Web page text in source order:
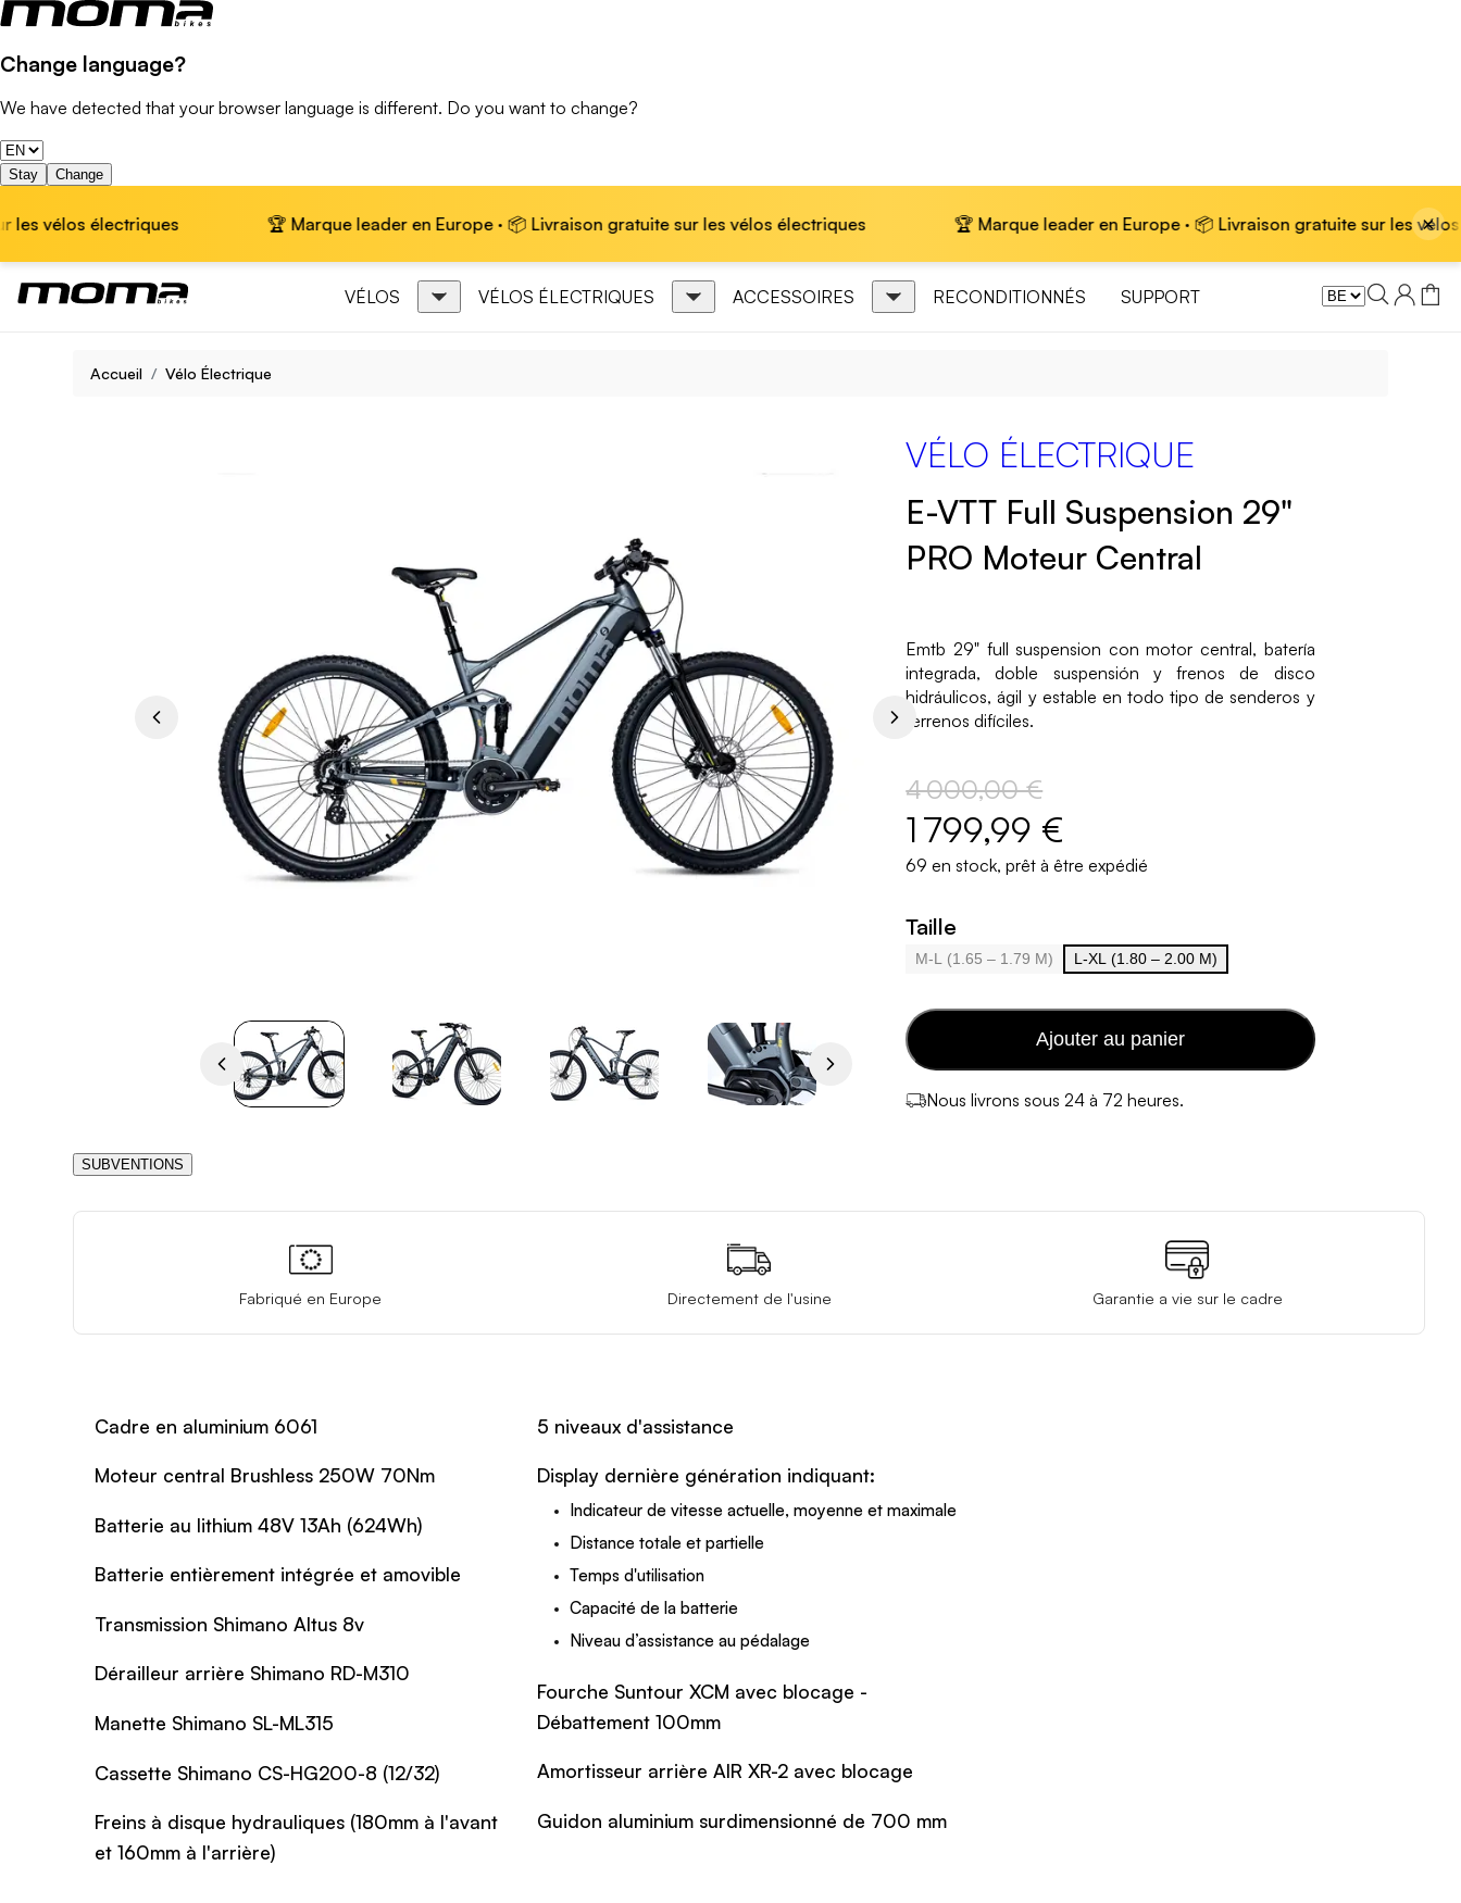
Change language?
We have detected that your browser language is different. Do you want to change?
Stay Change
🏆 Marque leader en Europe · 📦 Livraison gratuite sur les vélos électriques 🏆 Marque leader en Europe · 📦 Livraison gratuite sur les vélos électriques
×
VÉLOS VÉLOS ÉLECTRIQUES ACCESSOIRES RECONDITIONNÉS SUPPORT
Accueil Vélo Électrique
VÉLO ÉLECTRIQUE
E-VTT Full Suspension 29"
PRO Moteur Central
Emtb 29" full suspension con motor central, batería
integrada, doble suspensión y frenos de disco
hidráulicos, ágil y estable en todo tipo de senderos y
terrenos difíciles.
4 000,00 €
1 799,99 €
69 en stock, prêt à être expédié
Taille
M-L (1.65 – 1.79 M) L-XL (1.80 – 2.00 M)
Ajouter au panier
Nous livrons sous 24 à 72 heures.
SUBVENTIONS
Fabriqué en Europe Directement de l'usine Garantie a vie sur le cadre
Cadre en aluminium 6061
Moteur central Brushless 250W 70Nm
Batterie au lithium 48V 13Ah (624Wh)
Batterie entièrement intégrée et amovible
Transmission Shimano Altus 8v
Dérailleur arrière Shimano RD-M310
Manette Shimano SL-ML315
Cassette Shimano CS-HG200-8 (12/32)
Freins à disque hydrauliques (180mm à l'avant
et 160mm à l'arrière)
5 niveaux d'assistance
Display dernière génération indiquant:
Indicateur de vitesse actuelle, moyenne et maximale
Distance totale et partielle
Temps d'utilisation
Capacité de la batterie
Niveau d’assistance au pédalage
Fourche Suntour XCM avec blocage -
Débattement 100mm
Amortisseur arrière AIR XR-2 avec blocage
Guidon aluminium surdimensionné de 700 mm